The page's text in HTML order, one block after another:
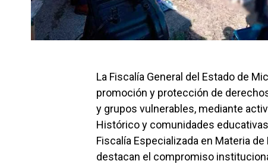
La Fiscalía General del Estado de
promoción y protección de
y grupos vulnerables, mediante
Histórico y comunidades
Fiscalía Especializada en Materia
destacan el compromiso